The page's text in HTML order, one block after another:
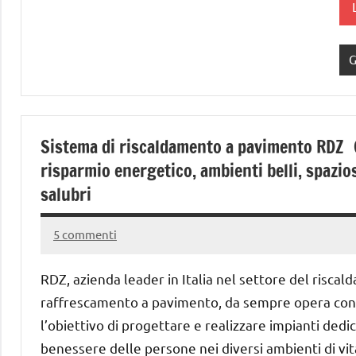
Sistema di riscaldamento a pavimento RDZ
risparmio energetico, ambienti belli,
salubri
22
2016
Andrea
5 commenti
RDZ, azienda leader in Italia nel settore del
raffrescamento a pavimento, da sempre opera con
l’obiettivo di progettare e realizzare impianti
benessere delle persone nei diversi ambienti di